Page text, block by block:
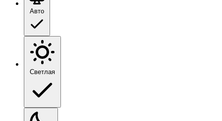
Авто
Светлая